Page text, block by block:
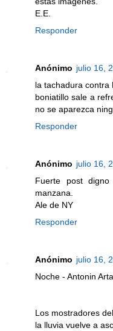
E.E.
Responder
Anónimo julio 16,
la tachadura contra
boniatillo sale a
no se aparezca
Responder
Anónimo julio 16,
Fuerte post
manzana.
Ale de NY
Responder
Anónimo julio 16,
Noche - Antonin
Los mostradores
la lluvia vuelve a